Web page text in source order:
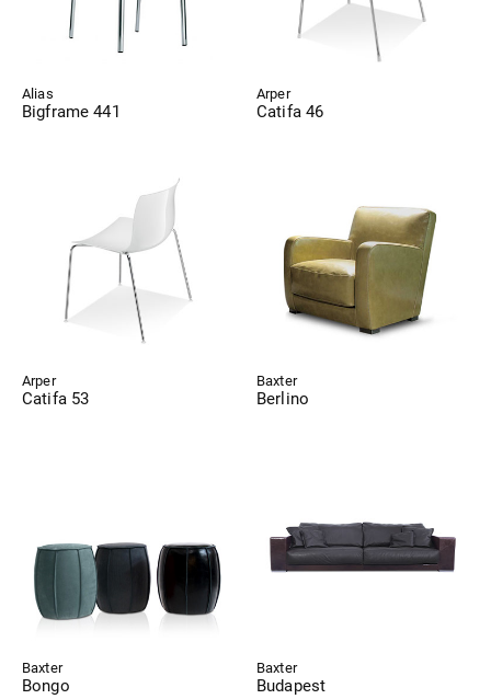
Alias
Bigframe 441
Arper
Catifa 46
Arper
Catifa 53
Baxter
Berlino
Baxter
Bongo
Baxter
Budapest